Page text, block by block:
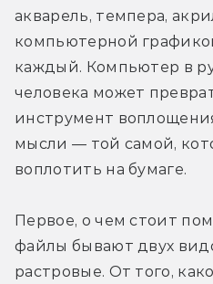
акварель, темпера,
компьютерной
каждый. Компьютер в
человека может
инструмент
мысли — той самой,
воплотить на бумаге.
Первое, о чем стоит
файлы бывают двух
растровые. От того,